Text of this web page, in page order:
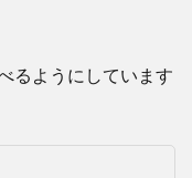
るようにしています